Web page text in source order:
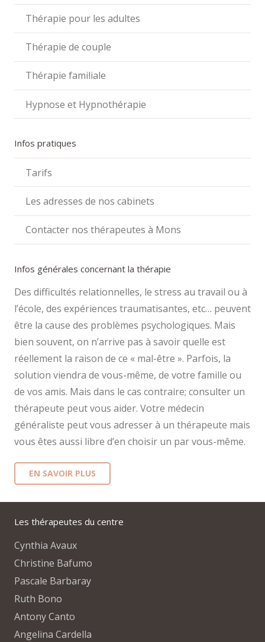
Thérapie pour les adultes
Thérapie de couple
Thérapie familiale
Hypnose et Hypnothérapie
Infos pratiques
Tarifs
Les adresses de nos cabinets
Contacter nos thérapeutes à Mons
Infos générales concernant la thérapie
Des difficultés relationnelles, le stress au travail ou à
l’école, des expériences traumatisantes, etc… peuvent
être la cause des problèmes psychologiques. Mais
bien souvent, on n’arrive pas à savoir quelle est
réellement la raison de ce « mal-être ». Parfois, la
solution viendra de vous-même, de votre famille ou
de vos amis. Mais dans le cas contraire; consulter un
thérapeute peut vous aider. Votre médecin
généraliste peut vous adresser à un thérapeute mais
vous êtes aussi libre d’en choisir un par vous-même.
EN SAVOIR PLUS
Les thérapeutes du centre
Cynthia Avaux
Christine Bafumo
Pascale Barbaray
Ruth Bono
Antony Canto
Angelina Cardella